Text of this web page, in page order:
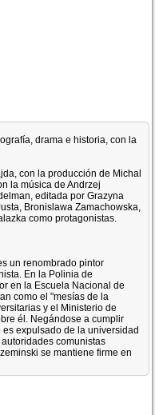
drama e historia, con la
con la producción de Michal
la música de Andrzej
editada por Grazyna
Bronislawa Zamachowska,
como protagonistas.
un renombrado pintor
En la Polinia de
en la Escuela Nacional de
como el "mesías de la
y el Ministerio de
él. Negándose a cumplir
expulsado de la universidad
comunistas
se mantiene firme en